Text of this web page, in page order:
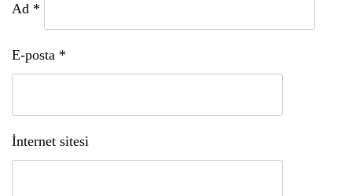
Ad *
E-posta *
İnternet sitesi